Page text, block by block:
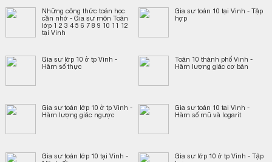
Những công thức toán học
cần nhớ - Gia sư môn Toán
lớp 1 2 3 4 5 6 7 8 9 10 11 12
tại Vinh
Gia sư toán 10 tại Vinh - Tập
hợp
Gia sư lớp 10 ở tp Vinh -
Hàm số thực
Toán 10 thành phố Vinh -
Hàm lượng giác cơ bản
Gia sư toán lớp 10 ở tp Vinh -
Hàm lượng giác ngược
Gia sư toán 10 tại Vinh -
Hàm số mũ và logarit
Gia sư toán lớp 10 tại Vinh -
Gia sư lớp 10 ở tp Vinh - Tập